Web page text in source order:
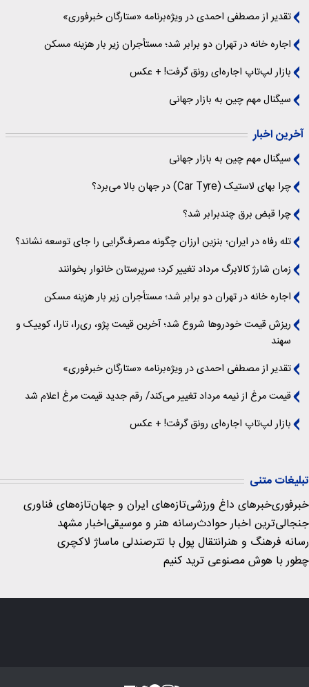
تقدیر از مصطفی احمدی در ویژه‌برنامه «ستارگان خبرفوری»
اجاره خانه در تهران دو برابر شد؛ مستأجران زیر بار هزینه مسکن
بازار لپ‌تاپ اجاره‌ای رونق گرفت! + عکس
سیگنال‌ مهم چین به بازار جهانی
آخرین اخبار
سیگنال‌ مهم چین به بازار جهانی
چرا بهای لاستیک (Car Tyre) در جهان بالا می‌برد؟
چرا قبض برق چندبرابر شد؟
تله رفاه در ایران؛ بنزین ارزان چگونه مصرف‌گرایی را جای توسعه نشاند؟
زمان شارژ کالابرگ مرداد تغییر کرد؛ سرپرستان خانوار بخوانند
اجاره خانه در تهران دو برابر شد؛ مستأجران زیر بار هزینه مسکن
ریزش قیمت خودروها شروع شد؛ آخرین قیمت پژو، ری‌را، تارا، کوییک و
سهند
تقدیر از مصطفی احمدی در ویژه‌برنامه «ستارگان خبرفوری»
قیمت مرغ از نیمه مرداد تغییر می‌کند/ رقم جدید قیمت مرغ اعلام شد
بازار لپ‌تاپ اجاره‌ای رونق گرفت! + عکس
تبلیغات متنی
خبرفوریخبرهای داغ ورزشیتازه‌های ایران و جهانتازه‌های فناوری
جنجالی‌ترین اخبار حوادثرسانه هنر و موسیقیاخبار مشهد
رسانه فرهنگ و هنرانتقال پول با تترصندلی ماساژ لاکچری
چطور با هوش مصنوعی ترید کنیم